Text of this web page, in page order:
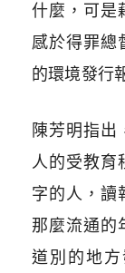
什麼，可是
感於得罪總
的環境發行
陳芳明指出
人的受教育
字的人，讀
那麼流通的
道別的地